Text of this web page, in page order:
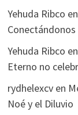
Yehuda Ribco en
Yehuda Ribco en
Eterno no
rydhelexcven
Noé y el Diluvio